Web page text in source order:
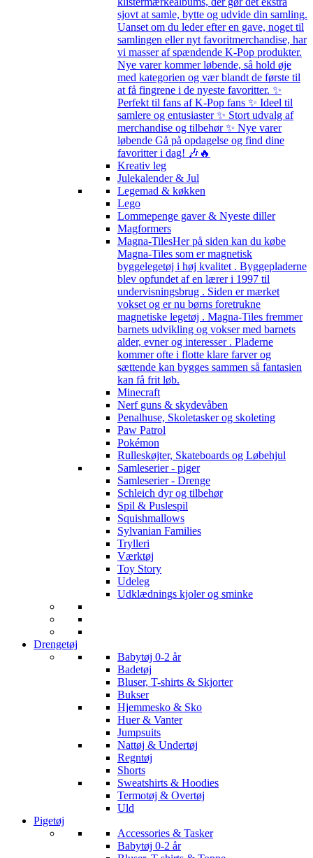
sjovt at samle, bytte og udvide din samling.
Uanset om du leder efter en gave, noget til
samlingen eller nyt favoritmerchandise, har
vi masser af spændende K-Pop produkter.
Nye varer kommer løbende, så hold øje
med kategorien og vær blandt de første til
at få fingrene i de nyeste favoritter. ✨
Perfekt til fans af K-Pop fans ✨ Ideel til
samlere og entusiaster ✨ Stort udvalg af
merchandise og tilbehør ✨ Nye varer
løbende Gå på opdagelse og find dine
favoritter i dag! 🎶🔥
Kreativ leg
Julekalender & Jul
Legemad & køkken
Lego
Lommepenge gaver & Nyeste diller
Magformers
Magna-TilesHer på siden kan du købe
Magna-Tiles som er magnetisk
byggelegetøj i høj kvalitet . Byggepladerne
blev opfundet af en lærer i 1997 til
undervisningsbrug . Siden er mærket
vokset og er nu børns foretrukne
magnetiske legetøj . Magna-Tiles fremmer
barnets udvikling og vokser med barnets
alder, evner og interesser . Pladerne
kommer ofte i flotte klare farver og
sættende kan bygges sammen så fantasien
kan få frit løb.
Minecraft
Nerf guns & skydevåben
Penalhuse, Skoletasker og skoleting
Paw Patrol
Pokémon
Rulleskøjter, Skateboards og Løbehjul
Samleserier - piger
Samleserier - Drenge
Schleich dyr og tilbehør
Spil & Puslespil
Squishmallows
Sylvanian Families
Trylleri
Værktøj
Toy Story
Udeleg
Udklædnings kjoler og sminke
Drengetøj
Babytøj 0-2 år
Badetøj
Bluser, T-shirts & Skjorter
Bukser
Hjemmesko & Sko
Huer & Vanter
Jumpsuits
Nattøj & Undertøj
Regntøj
Shorts
Sweatshirts & Hoodies
Termotøj & Overtøj
Uld
Pigetøj
Accessories & Tasker
Babytøj 0-2 år